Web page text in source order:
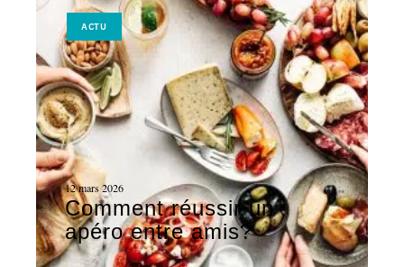
ACTU
12 mars 2026
Comment réussir un
apéro entre amis?